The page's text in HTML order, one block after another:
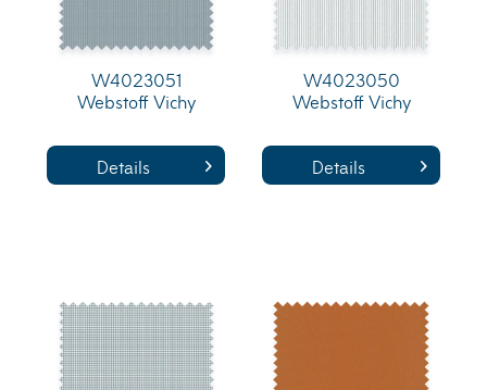
W4023051
Webstoff Vichy
Details
W4023050
Webstoff Vichy
Details